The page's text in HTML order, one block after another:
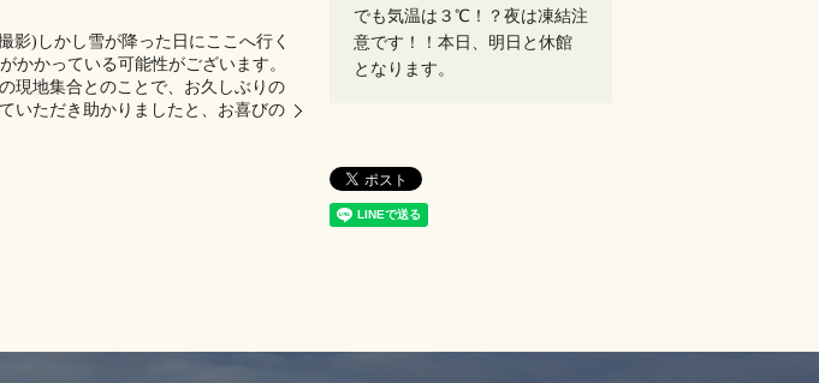
影️)しかし雪が降った日にここへ行く
かかっている可能性がございます。
現地集合とのことで、お久しぶりの
いただき助かりましたと、お喜びの
でも気温は３℃！？夜は凍結注
意です！！本日、明日と休館
となります。